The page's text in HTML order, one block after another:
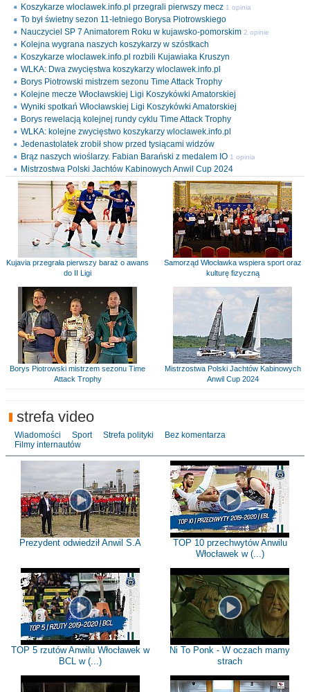
Koszykarze wloclawek.info.pl przegrali pierwszy mecz 1 opinia
To był świetny sezon 11-letniego Borysa Piotrowskiego
Nauczyciel SP 7 Animatorem Roku w kujawsko-pomorskim 2 opinie
Kolejna wygrana naszych koszykarzy w szóstkach
Koszykarze wloclawek.info.pl rozbili Kujawiaka Kruszyn
WLKA: Dwa zwycięstwa koszykarzy wloclawek.info.pl
Borys Piotrowski mistrzem sezonu Time Attack Trophy
Kolejne mecze Włocławskiej Ligi Koszykówki Amatorskiej
Wyniki spotkań Włocławskiej Ligi Koszykówki Amatorskiej
Borys rewelacją kolejnej rundy cyklu Time Attack Trophy
WLKA: kolejne zwycięstwo koszykarzy wloclawek.info.pl
Jedenastolatek zrobił show przed tysiącami widzów
Brąz naszych wioślarzy. Fabian Barański z medalem IO 1 opinia
Mistrzostwa Polski Jachtów Kabinowych Anwil Cup 2024
Kujavia przegrała pierwszy baraż o awans
do II Ligi
Samorząd Włocławka wspiera sport oraz
kulturę fizyczną
Borys Piotrowski mistrzem sezonu Time
Attack Trophy
Mistrzostwa Polski Jachtów Kabinowych
Anwil Cup 2024
strefa video
Wiadomości Sport Strefa polityki
Bez komentarza
Filmy internautów
Prezydent odwiedził Anwil S.A
TOP 10 przechwytów Anwilu
Włocławek w (...)
TOP 5 rzutów Anwilu Włocławek w
BCL w (...)
Ni To Ponk - W oczach mamy
strach